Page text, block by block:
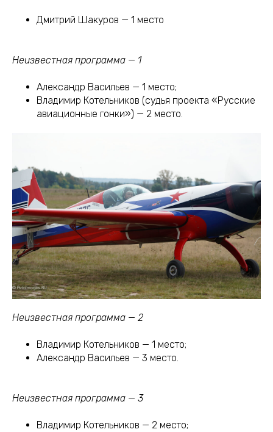
Дмитрий Шакуров — 1 место
Неизвестная программа — 1
Александр Васильев — 1 место;
Владимир Котельников (судья проекта «Русские
авиационные гонки») — 2 место.
Неизвестная программа — 2
Владимир Котельников — 1 место;
Александр Васильев — 3 место.
Неизвестная программа — 3
Владимир Котельников — 2 место;